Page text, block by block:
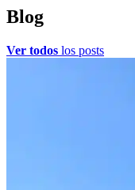
Blog
Ver todos los posts